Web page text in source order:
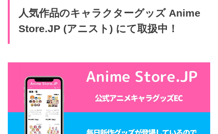
人気作品のキャラクターグッズ Anime
Store.JP (アニスト) にて取扱中！